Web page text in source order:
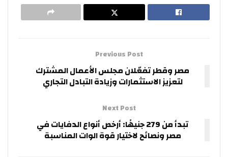
Previous Post
مصر وقطر تفعّلان مجلس الأعمال المشترك
لتعزيز الاستثمارات وزيادة التبادل التجاري
Next Post
تبدأ من 279 جنيهًا: أرخص أنواع الدفايات في
مصر ونصائح لاختيار قوة الوات المناسبة